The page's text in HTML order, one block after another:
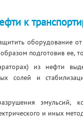
к
оборудование
подготовив ее,
из нефти
солей и
эмульсий,
и иных